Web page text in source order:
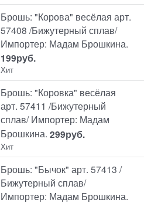
Брошь: "Корова" весёлая арт.
57408 /Бижутерный сплав/
Импортер: Мадам Брошкина.
199руб.
Хит
Брошь: "Коровка" весёлая
арт. 57411 /Бижутерный
сплав/ Импортер: Мадам
Брошкина. 299руб.
Хит
Брошь: "Бычок" арт. 57413 /
Бижутерный сплав/
Импортер: Мадам Брошкина.